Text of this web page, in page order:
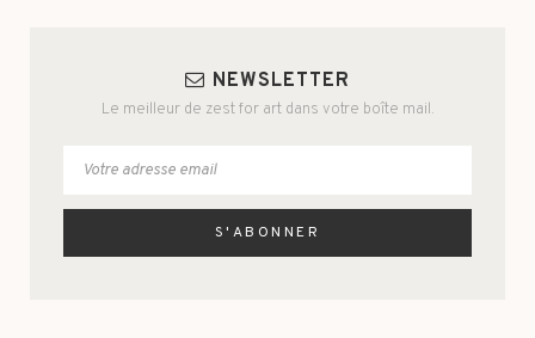
NEWSLETTER
Le meilleur de zest for art dans votre boîte mail.